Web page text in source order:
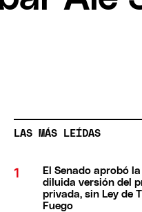
LAS MÁS LEÍDAS
El Senado aprobó
diluida versión del
privada, sin Ley de
Fuego